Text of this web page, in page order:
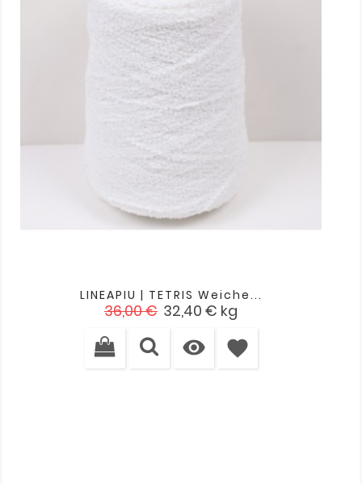
LINEAPIU | TETRIS Weiche...
Verkaufspreis
36,00 € Preis
32,40 € kg
 favorite